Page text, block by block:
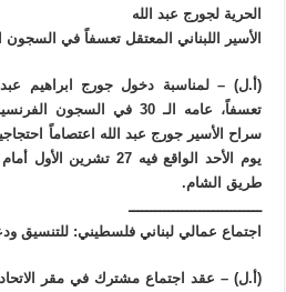
الحرية لجورج عبد الله
الأسير اللبناني المعتقل تعسفاً في السجون
(أ.ل) – لمناسبة دخول جورج ابراهيم عبد
تعسفاً، عامه الـ 30 في
سراح الأسير جورج عبد الله اعتصاماً
يوم الأحد الواقع فيه 27
طريق الشام.
ــــــــــــــــــــــــــــــ
اجتماع عمالي لبناني فلسطيني: للتنسيق
(أ.ل) – عقد اجتماع مشترك في مقر الاتحاد